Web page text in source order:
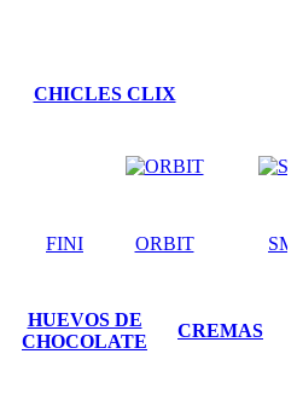
CHICLES CLIX
FINI ORBIT
HUEVOS DE
CHOCOLATE
CREMAS